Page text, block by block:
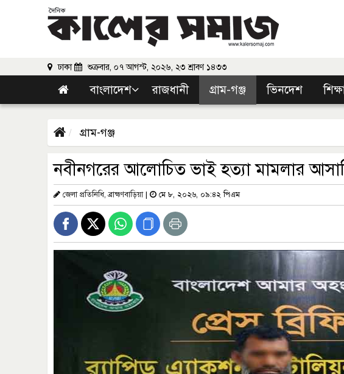
ঢাকা শুক্রবার, ০৭ আগস্ট, ২০২৬, ২৩ শ্রাবণ ১৪৩৩
বাংলাদেশ রাজধানী গ্রাম-গঞ্জ ভিনদেশ
গ্রাম-গঞ্জ
নবীনগরের আলোচিত ভাই হত্যা মামলার
জেলা প্রতিনিধি, ব্রাহ্মণবাড়িয়া| মে ৮, ২০২৬, ০৯:৪২ পিএম